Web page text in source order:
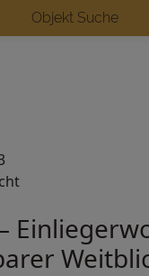
Objekt Suche